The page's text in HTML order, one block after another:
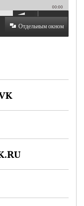
00:00
Отдельным окном